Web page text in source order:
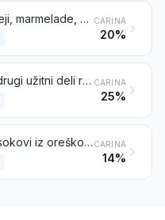
Džemi, sadni želeji, marmelade, sadni pireji ali pireji iz oreškov in sadne paste ali paste iz oreškov, dobljeni s toplotno obdelavo, ki vsebujejo dodan sladkor ali druga sladila ali ne CARINA
20%
Sadje, oreški in drugi užitni deli rastlin, drugače pripravljeni ali konzervirani, ki vsebujejo dodan sladkor ali druga sladila ali alkohol ali ne, ki niso navedeni ali zajeti na drugem mestu CARINA
25%
Sadni sokovi ali sokovi iz oreškov (vključno grozdni mošt in kokosova voda) in zelenjavni sokovi, nefermentirani in ki ne vsebujejo dodanega alkohola, ki vsebujejo dodan sladkor ali druga sladila ali ne CARINA
14%